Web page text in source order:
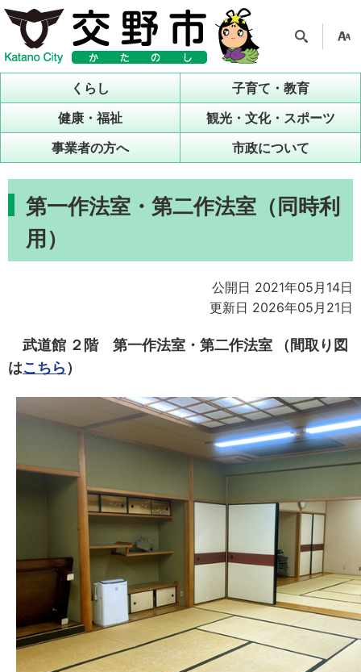
ル
くらし
子育て・教育
健康・福祉
観光・文化・スポーツ
事業者の方へ
市政について
第一作法室・第二作法室（同時利
用）
公開日 2021年05月14日
更新日 2026年05月21日
武道館 ２階 第一作法室・第二作法室 （間取り図
はこちら）